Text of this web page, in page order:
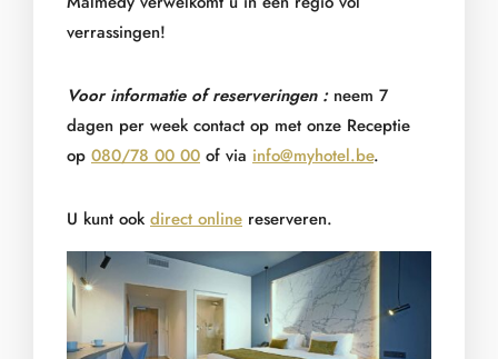
verrassingen!
Voor informatie of reserveringen :neem 7
dagen per week contact op met onze Receptie
op 080/78 00 00 of via info@myhotel.be.
U kunt ook direct online reserveren.